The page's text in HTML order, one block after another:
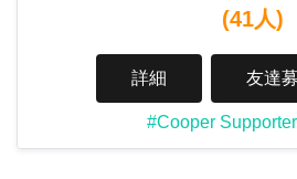
(41人)
詳細 友達
#Cooper